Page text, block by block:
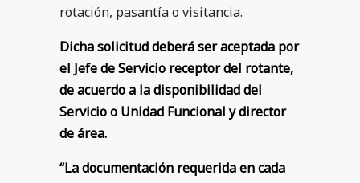
rotación, pasantía o visitancia.
Dicha solicitud deberá ser aceptada por
el Jefe de Servicio receptor del rotante,
de acuerdo a la disponibilidad del
Servicio o Unidad Funcional y director
de área.
“La documentación requerida en cada